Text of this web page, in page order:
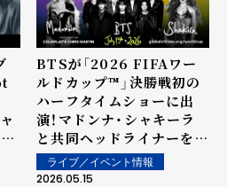
BTSが「2026 FIFAワー
ルドカップ™」決勝戦初の
ハーフタイムショーに出
演！マドンナ・シャキーラ
と共同ヘッドライナーを務
める
ライブ／イベント情報
2026.05.15